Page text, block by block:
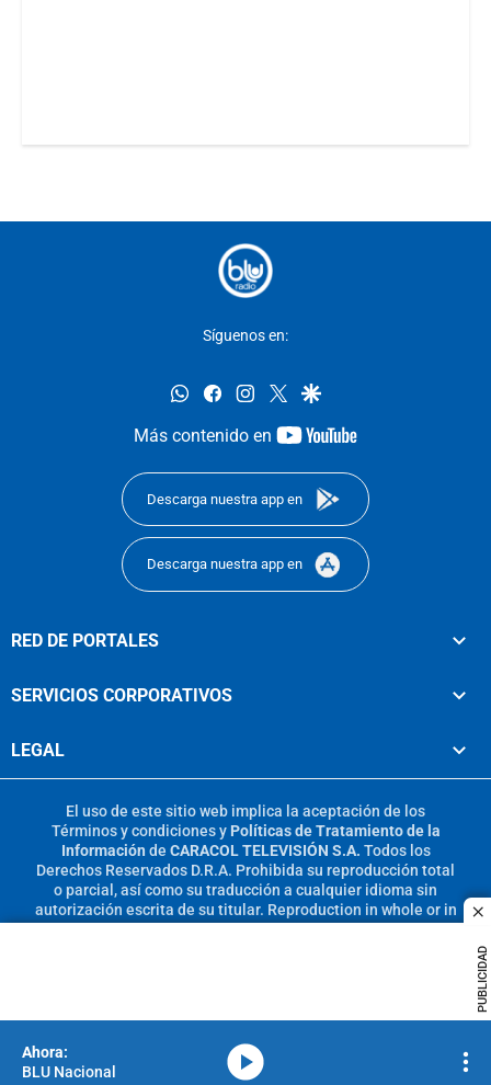
PUBLICIDAD
Síguenos en:
whatsappfacebookinstagram
twittergoogle
Más contenido en
youtube-
Descarga nuestra app en
Descarga nuestra app en
RED DE PORTALES
SERVICIOS CORPORATIVOS
LEGAL
El uso de este sitio web implica la aceptación de los
Términos y condicionesy Políticas de Tratamiento de la
Información de CARACOL TELEVISIÓN S.A. Todos los
Derechos Reservados D.R.A. Prohibida su reproducción total
o parcial, así como su traducción a cualquier idioma sin
autorización escrita de su titular. Reproduction in whole or in
BLU Nacional